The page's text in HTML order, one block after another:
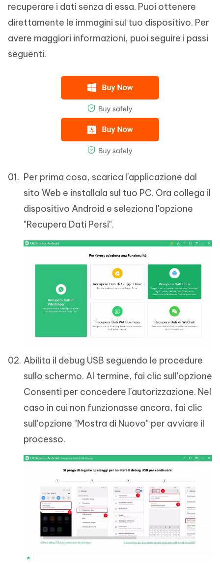
recuperare i dati senza di essa. Puoi ottenere
direttamente le immagini sul tuo dispositivo. Per
avere maggiori informazioni, puoi seguire i passi
seguenti.
Per prima cosa, scarica l'applicazione dal
sito Web e installala sul tuo PC. Ora collega il
dispositivo Android e seleziona l'opzione
"Recupera Dati Persi".
Abilita il debug USB seguendo le procedure
sullo schermo. Al termine, fai clic sull'opzione
Consenti per concedere l'autorizzazione. Nel
caso in cui non funzionasse ancora, fai clic
sull'opzione "Mostra di Nuovo" per avviare il
processo.